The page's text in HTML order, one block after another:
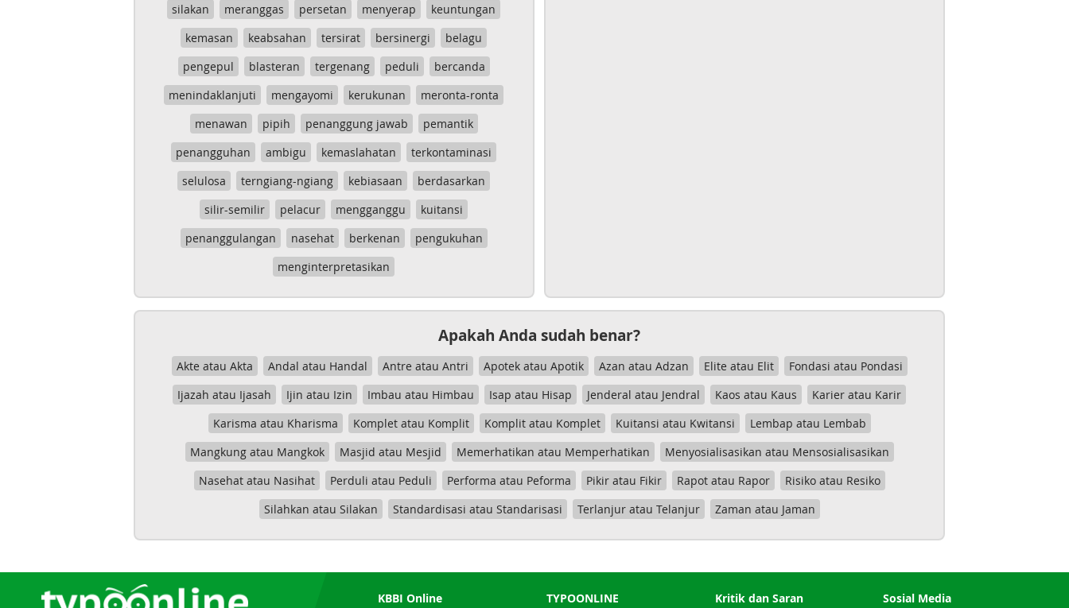
silakan
meranggas persetan menyerap
keuntungan
kemasan
keabsahan tersirat bersinergi
belagu
pengepul
blasteran tergenang peduli
bercanda
menindaklanjuti
mengayomi kerukunan
meronta-ronta
menawan
pipih penanggung jawab
pemantik
penangguhan
ambigu kemaslahatan
terkontaminasi
selulosa
terngiang-ngiang kebiasaan
berdasarkan
silir-semilir
pelacur mengganggu
kuitansi
penanggulangan
nasehat berkenan
pengukuhan
menginterpretasikan
Apakah Anda sudah benar?
Akte atau Akta Andal atau Handal Antre atau Antri Apotek atau Apotik Azan atau Adzan Elite atau Elit
Fondasi atau Pondasi
Ijazah atau Ijasah
Ijin atau Izin Imbau atau Himbau Isap atau Hisap Jenderal atau Jendral Kaos atau Kaus
Karier atau Karir
Karisma atau Kharisma
Komplet atau Komplit Komplit atau Komplet Kuitansi atau Kwitansi
Lembap atau Lembab
Mangkung atau Mangkok
Masjid atau Mesjid Memerhatikan atau Memperhatikan
Menyosialisasikan atau Mensosialisasikan
Nasehat atau Nasihat
Perduli atau Peduli Performa atau Peforma Pikir atau Fikir Rapot atau Rapor
Risiko atau Resiko
Silahkan atau Silakan
Standardisasi atau Standarisasi Terlanjur atau Telanjur Zaman atau Jaman
KBBI Online TYPOONLINE Kritik dan Saran Sosial Media